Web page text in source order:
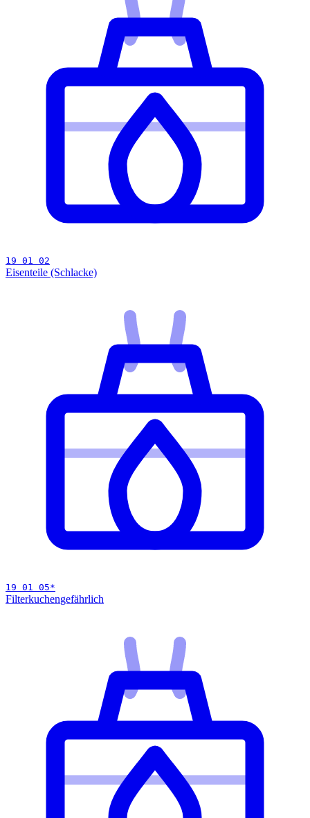
19 01 02
Eisenteile (Schlacke)
19 01 05*
Filterkuchengefährlich